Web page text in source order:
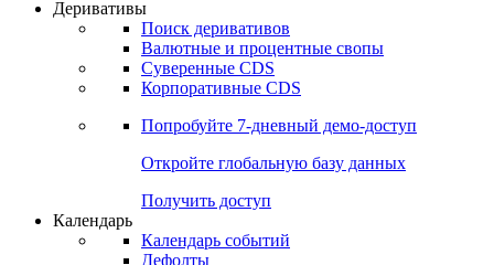
Откройте глобальную базу данных
Получить доступ
Деривативы
Валютные и процентные свопы
Корпоративные CDS
Попробуйте7-дневный
Откройте глобальную базу данных